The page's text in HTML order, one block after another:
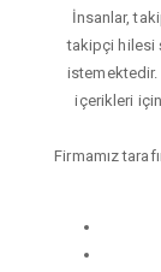
İnsanlar,
takipçi hilesi
içerikleri için
Firmamız